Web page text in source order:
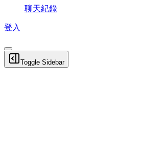
聊天紀錄
登入
Toggle Sidebar